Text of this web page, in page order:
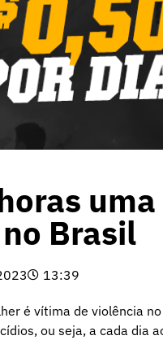
Brasil
13:39
é vítima de violência
ou seja, a cada dia